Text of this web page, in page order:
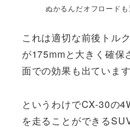
ぬかるんだオフロード
これは適切な前後トル
が175mmと大きく確保
面での効果も出ています
というわけでCX-30の
を走ることができる